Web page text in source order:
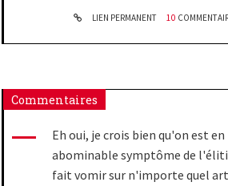
LIEN PERMANENT 10
Commentaires
Eh oui, je crois bien qu'on est
abominable symptôme de
fait vomir sur n'importe quel